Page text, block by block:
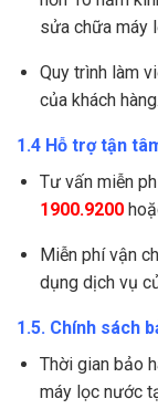
sửa chữa máy
Quy trình làm
của khách hàng.
1.4 Hỗ trợ tận
Tư vấn miễn
1900.9200
Miễn phí vận
dụng dịch vụ
1.5. Chính sách
Thời gian bảo
máy lọc nước